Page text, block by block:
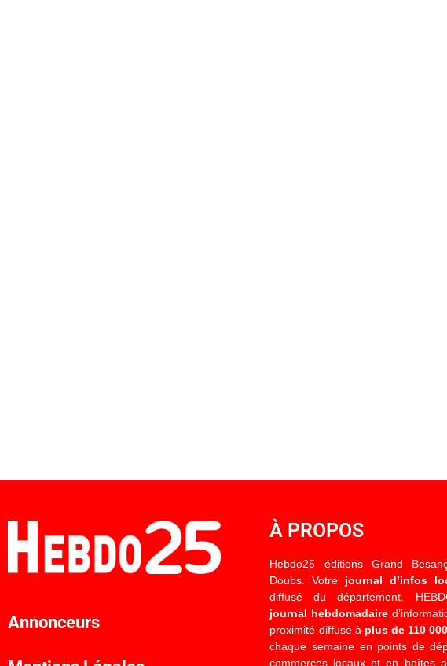
Annonceurs
À PROPOS
Hebdo25 éditions Grand
Doubs. Votre journal d’infos
diffusé du département.
journal hebdomadaire
proximité diffusé à plus de 110
chaque semaine en points de
commerces locaux et en boîtes